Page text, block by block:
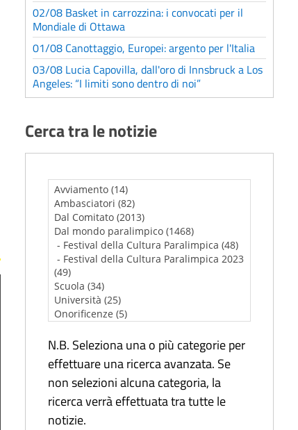
02/08 Basket in carrozzina: i convocati per il
Mondiale di Ottawa
01/08 Canottaggio, Europei: argento per l'Italia
03/08 Lucia Capovilla, dall'oro di Innsbruck a Los
Angeles: “I limiti sono dentro di noi”
Cerca tra le notizie
N.B. Seleziona una o più categorie per
effettuare una ricerca avanzata. Se
non selezioni alcuna categoria, la
ricerca verrà effettuata tra tutte le
notizie.